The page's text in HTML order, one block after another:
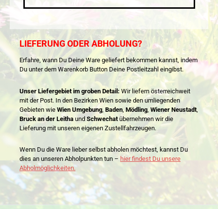
LIEFERUNG ODER ABHOLUNG?
Erfahre, wann Du Deine Ware geliefert bekommen kannst, indem
Du unter dem Warenkorb Button Deine Postleitzahl eingibst.
Unser Liefergebiet im groben Detail: Wir liefern österreichweit
mit der Post. In den Bezirken Wien sowie den umliegenden
Gebieten wie Wien Umgebung Baden Mödling Wiener Neustadt,
Bruck an der Leitha und Schwechatübernehmen wir die
Lieferung mit unseren eigenen Zustellfahrzeugen.
Wenn Du die Ware lieber selbst abholen möchtest, kannst Du
dies an unseren Abholpunkten tun – hier findest Du unsere
Abholmöglichkeiten.